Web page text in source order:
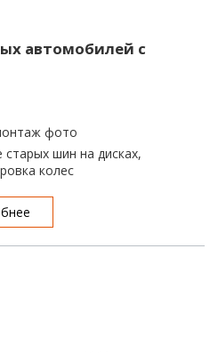
автомобилей с
шин на дисках,
колес